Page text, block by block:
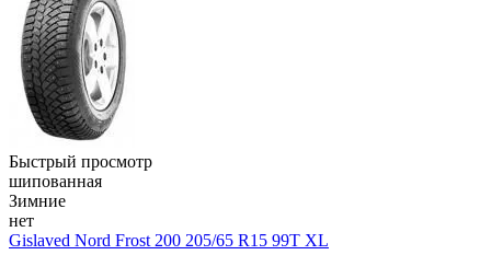
Быстрый просмотр
шипованная
Зимние
нет
Gislaved Nord Frost 200 205/65 R15 99T XL